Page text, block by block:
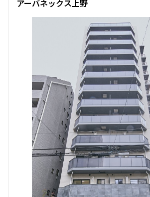
1.0ヶ月
2DK+SIC30.36㎡
三井の賃貸 フリーレント
お問合せ
5階 ５０４
158,000円12,000円
1.0ヶ月 無
1LDK+WIC+SIC27.23㎡
新築 三井の賃貸 フリーレント
アーバネックス上野